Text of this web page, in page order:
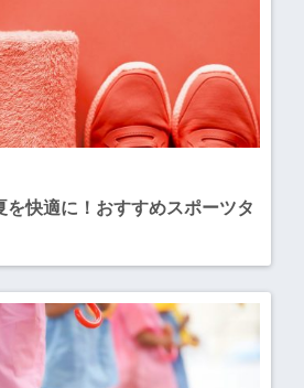
を快適に！おすすめスポーツタ